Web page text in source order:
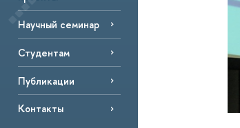
Научный семинар
Студентам
Публикации
Контакты